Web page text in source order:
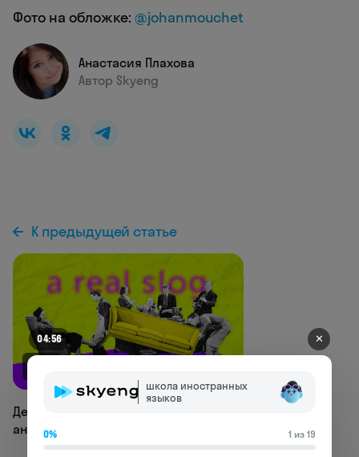
Фото на обложке:@johanmouchet
Анастасия Плахова
Автор Skyeng
К предыдущей статье
Деловой vs. разговорный
английский. Сравниваем в карточках
04:50 ✕
школа иностранных
языков
0% 1 из 19